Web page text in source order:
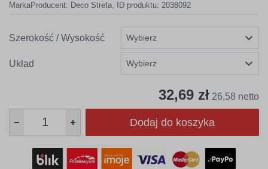
MarkaProducent: Deco Strefa, ID produktu: 2038092
Szerokość / Wysokość
Układ
32,69 zł 26,58 netto
Dodaj do koszyka